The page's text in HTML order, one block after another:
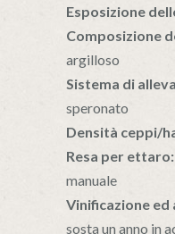
Esposizione
Composizione
argilloso
Sistema di
speronato
Densità ceppi/
Resa per ettaro:
manuale
Vinificazione
sosta un anno in